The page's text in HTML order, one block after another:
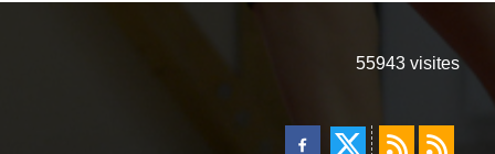
55943 visites